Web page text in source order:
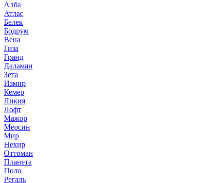
Алба
Атлас
Белек
Бодрум
Вена
Гиза
Гранд
Даламан
Зета
Измир
Кемер
Ликия
Лофт
Мажор
Мерсин
Мир
Нехир
Оттоман
Планета
Поло
Регаль